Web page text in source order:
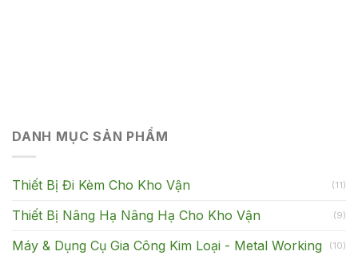
DANH MỤC SẢN PHẨM
Thiết Bị Đi Kèm Cho Kho Vận (11)
Thiết Bị Nâng Hạ Nâng Hạ Cho Kho Vận (9)
Máy & Dụng Cụ Gia Công Kim Loại - Metal Working (10)